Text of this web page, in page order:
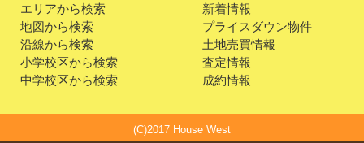
エリアから検索
地図から検索
沿線から検索
小学校区から検索
中学校区から検索
新着情報
プライスダウン物件
土地売買情報
査定情報
成約情報
(C)2017 House West